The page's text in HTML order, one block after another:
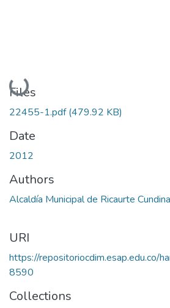
Loading...
Files
22455-1.pdf(479.92 KB)
Date
2012
Authors
Alcaldía Municipal de Ricaurte
URI
https://repositoriocdim.esap.edu.co/
8590
Collections